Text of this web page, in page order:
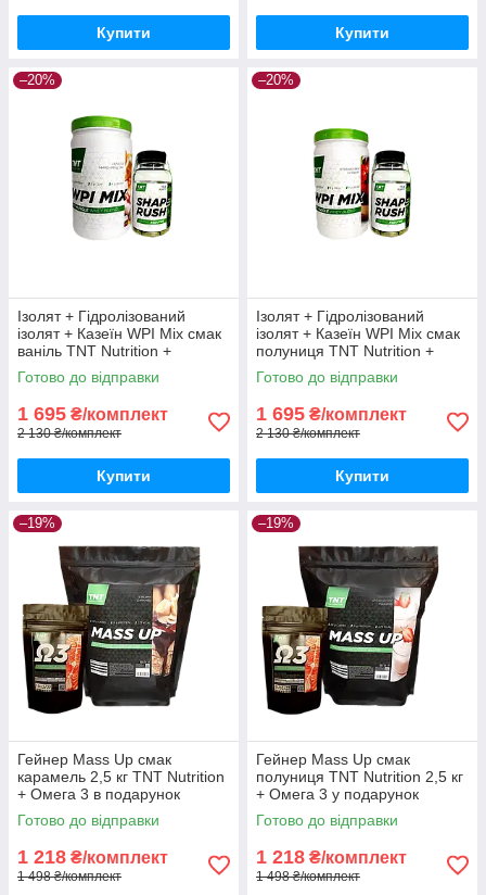
Купити Купити
–20%
Ізолят + Гідролізований
ізолят + Казеїн WPI Mix смак
ваніль TNT Nutrition +
Жироспалювач Shape Rush
Готово до відправки
1 695 ₴/комплект
2 130 ₴/комплект
Купити
–20%
Ізолят + Гідролізований
ізолят + Казеїн WPI Mix смак
полуниця TNT Nutrition +
Shape Rush
Готово до відправки
1 695 ₴/комплект
2 130 ₴/комплект
Купити
–19%
Гейнер Mass Up смак
карамель 2,5 кг TNT Nutrition
+ Омега 3 в подарунок
Готово до відправки
1 218 ₴/комплект
1 498 ₴/комплект
–19%
Гейнер Mass Up смак
полуниця TNT Nutrition 2,5 кг
+ Омега 3 у подарунок
Готово до відправки
1 218 ₴/комплект
1 498 ₴/комплект